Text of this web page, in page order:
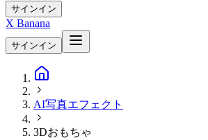
サインイン
X Banana
サインイン
AI写真エフェクト
3Dおもちゃ